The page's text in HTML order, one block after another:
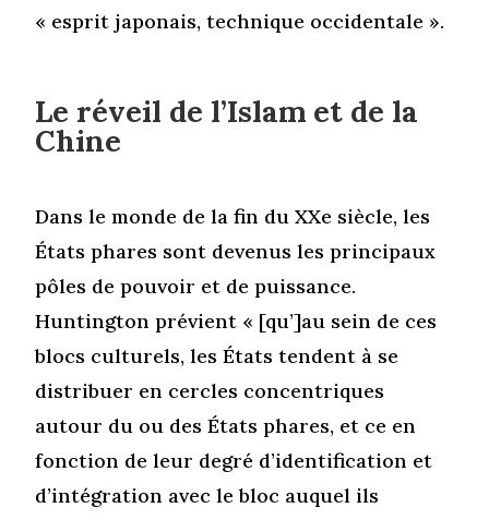
« esprit japonais, technique occidentale ».
Le réveil de l’Islam et de la
Chine
Dans le monde de la fin du XXe siècle, les
États phares sont devenus les principaux
pôles de pouvoir et de puissance.
Huntington prévient « [qu’]au sein de ces
blocs culturels, les États tendent à se
distribuer en cercles concentriques
autour du ou des États phares, et ce en
fonction de leur degré d’identification et
d’intégration avec le bloc auquel ils